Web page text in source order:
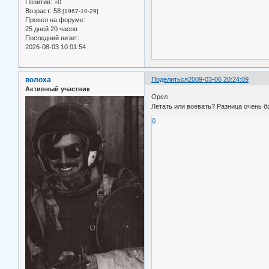
Позитив: +0
Возраст: 58 [1967-10-29]
Провел на форуме:
25 дней 20 часов
Последний визит:
2026-08-03 10:01:54
Поделиться2009-03-06 20:24:09
волоха
Активный участник
Орел
Летать или воевать? Разница очень
0